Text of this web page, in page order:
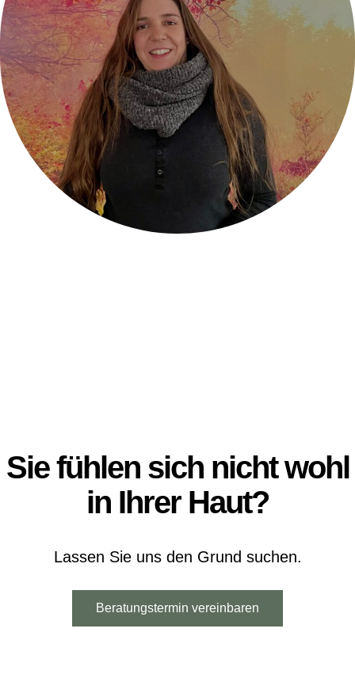
Sie fühlen sich nicht wohl
in Ihrer Haut?
Lassen Sie uns den Grund suchen.
Beratungstermin vereinbaren